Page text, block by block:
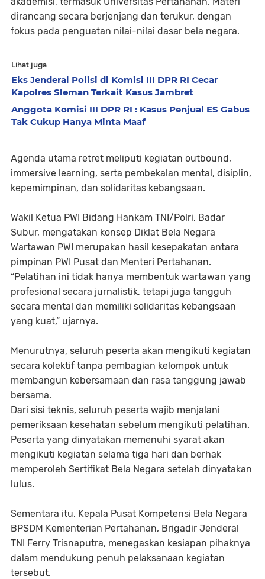
dirancang secara berjenjang dan terukur, dengan
fokus pada penguatan nilai-nilai dasar bela negara.
Lihat juga
Eks Jenderal Polisi di Komisi III DPR RI Cecar
Kapolres Sleman Terkait Kasus Jambret
Anggota Komisi III DPR RI : Kasus Penjual ES Gabus
Tak Cukup Hanya Minta Maaf
Agenda utama retret meliputi kegiatan outbound,
immersive learning, serta pembekalan mental, disiplin,
kepemimpinan, dan solidaritas kebangsaan.
Wakil Ketua PWI Bidang Hankam TNI/Polri, Badar
Subur, mengatakan konsep Diklat Bela Negara
Wartawan PWI merupakan hasil kesepakatan antara
pimpinan PWI Pusat dan Menteri Pertahanan.
“Pelatihan ini tidak hanya membentuk wartawan yang
profesional secara jurnalistik, tetapi juga tangguh
secara mental dan memiliki solidaritas kebangsaan
yang kuat,” ujarnya.
Menurutnya, seluruh peserta akan mengikuti kegiatan
secara kolektif tanpa pembagian kelompok untuk
membangun kebersamaan dan rasa tanggung jawab
bersama.
Dari sisi teknis, seluruh peserta wajib menjalani
pemeriksaan kesehatan sebelum mengikuti pelatihan.
Peserta yang dinyatakan memenuhi syarat akan
mengikuti kegiatan selama tiga hari dan berhak
memperoleh Sertifikat Bela Negara setelah dinyatakan
lulus.
Sementara itu, Kepala Pusat Kompetensi Bela Negara
BPSDM Kementerian Pertahanan, Brigadir Jenderal
TNI Ferry Trisnaputra, menegaskan kesiapan pihaknya
dalam mendukung penuh pelaksanaan kegiatan
tersebut.